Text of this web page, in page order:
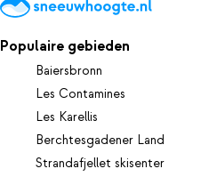
Populaire gebieden
Baiersbronn
Les Contamines
Les Karellis
Berchtesgadener Land
Strandafjellet skisenter